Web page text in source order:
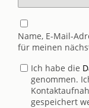
Name, E-Mail-
für meinen
Ich habe die
genommen.
gespeichert